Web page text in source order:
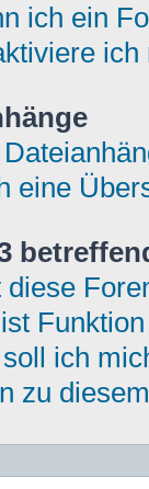
ich ein
ich
eine
diese
ich
zu